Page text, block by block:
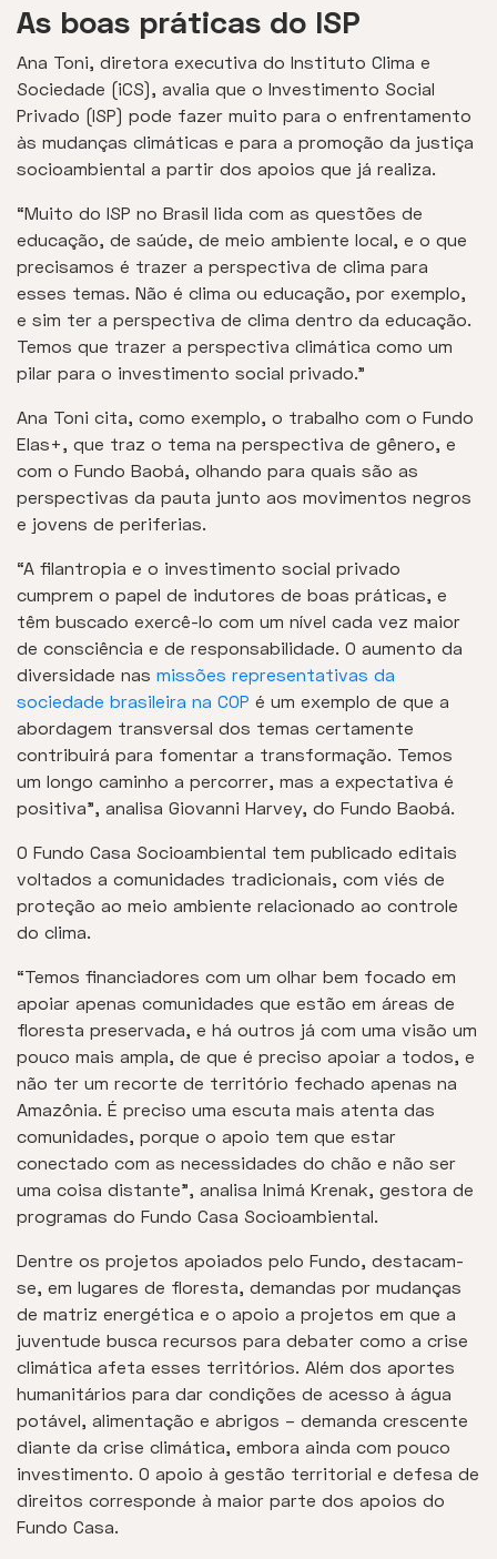
As boas práticas do ISP
Ana Toni, diretora executiva do Instituto Clima e
Sociedade (iCS), avalia que o Investimento Social
Privado (ISP) pode fazer muito para o enfrentamento
às mudanças climáticas e para a promoção da justiça
socioambiental a partir dos apoios que já realiza.
“Muito do ISP no Brasil lida com as questões de
educação, de saúde, de meio ambiente local, e o que
precisamos é trazer a perspectiva de clima para
esses temas. Não é clima ou educação, por exemplo,
e sim ter a perspectiva de clima dentro da educação.
Temos que trazer a perspectiva climática como um
pilar para o investimento social privado.”
Ana Toni cita, como exemplo, o trabalho com o Fundo
Elas+, que traz o tema na perspectiva de gênero, e
com o Fundo Baobá, olhando para quais são as
perspectivas da pauta junto aos movimentos negros
e jovens de periferias.
“A filantropia e o investimento social privado
cumprem o papel de indutores de boas práticas, e
têm buscado exercê-lo com um nível cada vez maior
de consciência e de responsabilidade. O aumento da
diversidade nas missões representativas da
sociedade brasileira na COP é um exemplo de que a
abordagem transversal dos temas certamente
contribuirá para fomentar a transformação. Temos
um longo caminho a percorrer, mas a expectativa é
positiva”, analisa Giovanni Harvey, do Fundo Baobá.
O Fundo Casa Socioambiental tem publicado editais
voltados a comunidades tradicionais, com viés de
proteção ao meio ambiente relacionado ao controle
do clima.
“Temos financiadores com um olhar bem focado em
apoiar apenas comunidades que estão em áreas de
floresta preservada, e há outros já com uma visão um
pouco mais ampla, de que é preciso apoiar a todos, e
não ter um recorte de território fechado apenas na
Amazônia. É preciso uma escuta mais atenta das
comunidades, porque o apoio tem que estar
conectado com as necessidades do chão e não ser
uma coisa distante”, analisa Inimá Krenak, gestora de
programas do Fundo Casa Socioambiental.
Dentre os projetos apoiados pelo Fundo, destacam-
se, em lugares de floresta, demandas por mudanças
de matriz energética e o apoio a projetos em que a
juventude busca recursos para debater como a crise
climática afeta esses territórios. Além dos aportes
humanitários para dar condições de acesso à água
potável, alimentação e abrigos – demanda crescente
diante da crise climática, embora ainda com pouco
investimento. O apoio à gestão territorial e defesa de
direitos corresponde à maior parte dos apoios do
Fundo Casa.